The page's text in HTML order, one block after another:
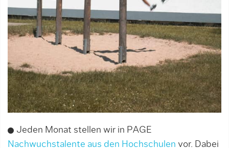
Jeden Monat stellen wir in PAGE
Nachwuchstalente aus den Hochschulen vor. Dabei